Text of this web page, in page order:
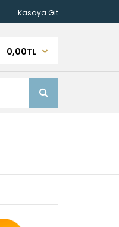
Kasaya Git
0,00TL